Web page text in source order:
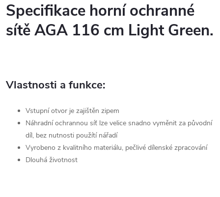
Specifikace horní ochranné
sítě AGA 116 cm Light Green.
Vlastnosti a funkce:
Vstupní otvor je zajištěn zipem
Náhradní ochrannou síť lze velice snadno vyměnit za původní
díl, bez nutnosti použítí nářadí
Vyrobeno z kvalitního materiálu, pečlivé dílenské zpracování
Dlouhá životnost